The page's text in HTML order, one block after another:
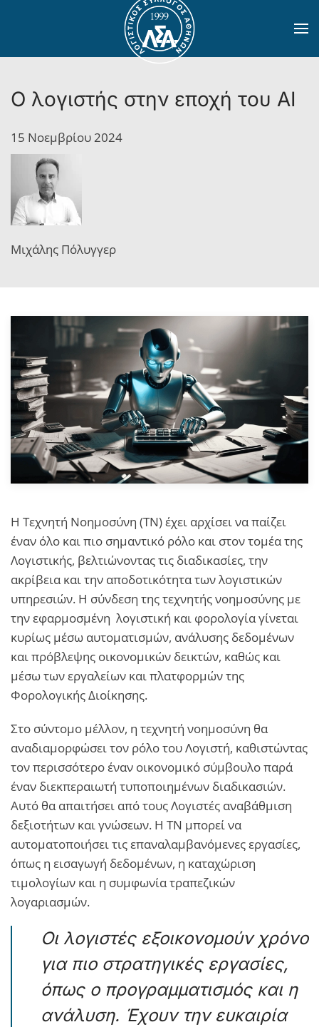
Skip to main content
Ο λογιστής στην εποχή του ΑΙ
15 Νοεμβρίου 2024
Μιχάλης Πόλυγγερ
Η Τεχνητή Νοημοσύνη (ΤΝ) έχει αρχίσει να παίζει
έναν όλο και πιο σημαντικό ρόλο και στον τομέα της
Λογιστικής, βελτιώνοντας τις διαδικασίες, την
ακρίβεια και την αποδοτικότητα των λογιστικών
υπηρεσιών. Η σύνδεση της τεχνητής νοημοσύνης με
την εφαρμοσμένη λογιστική και φορολογία γίνεται
κυρίως μέσω αυτοματισμών, ανάλυσης δεδομένων
και πρόβλεψης οικονομικών δεικτών, καθώς και
μέσω των εργαλείων και πλατφορμών της
Φορολογικής Διοίκησης.
Στο σύντομο μέλλον, η τεχνητή νοημοσύνη θα
αναδιαμορφώσει τον ρόλο του Λογιστή, καθιστώντας
τον περισσότερο έναν οικονομικό σύμβουλο παρά
έναν διεκπεραιωτή τυποποιημένων διαδικασιών.
Αυτό θα απαιτήσει από τους Λογιστές αναβάθμιση
δεξιοτήτων και γνώσεων. Η ΤΝ μπορεί να
αυτοματοποιήσει τις επαναλαμβανόμενες εργασίες,
όπως η εισαγωγή δεδομένων, η καταχώριση
τιμολογίων και η συμφωνία τραπεζικών
λογαριασμών.
Οι λογιστές εξοικονομούν χρόνο
για πιο στρατηγικές εργασίες,
όπως ο προγραμματισμός και η
ανάλυση. Έχουν την ευκαιρία